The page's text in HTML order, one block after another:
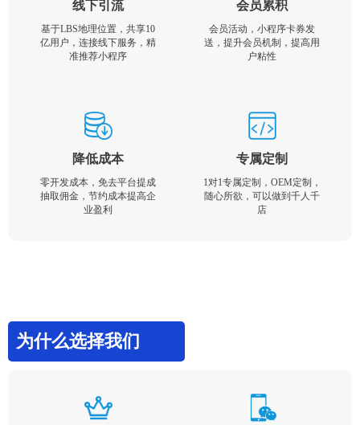
线下引流
基于LBS地理位置，共享10
亿用户，连接线下服务，精
准推荐小程序
会员累积
会员活动，小程序卡券发
送，提升会员机制，提高用
户粘性
降低成本
零开发成本，免去平台提成
抽取佣金，节约成本提高企
业盈利
专属定制
1对1专属定制，OEM定制，
随心所欲，可以做到千人千
店
为什么选择我们